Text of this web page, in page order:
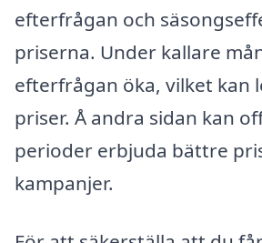
efterfrågan och
priserna. Under kallare
efterfrågan öka, vilket kan
priser. Å andra sidan kan
perioder erbjuda bättre
kampanjer.